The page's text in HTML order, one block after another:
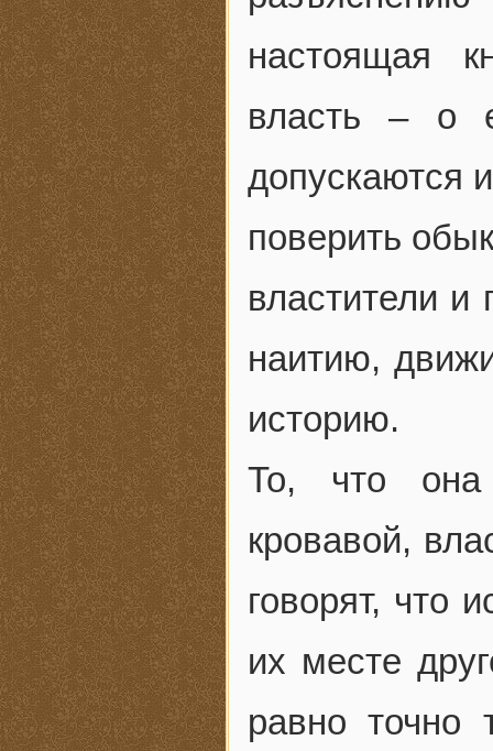
настоящая
власть – о
допускаются
поверить
властители и
наитию,
историю.
То, что она
кровавой,
говорят, что
их месте
равно